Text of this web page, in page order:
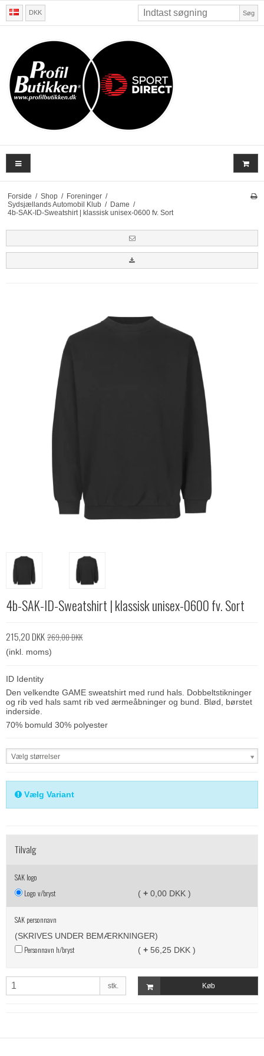
DKK Søg
Forside / Shop / Foreninger /
Sydsjællands Automobil Klub / Dame /
4b-SAK-ID-Sweatshirt | klassisk unisex-0600 fv. Sort
4b-SAK-ID-Sweatshirt | klassisk unisex-0600 fv. Sort
215,20 DKK269,00 DKK
(inkl. moms)
ID Identity
Den velkendte GAME sweatshirt med rund hals. Dobbeltstikninger
og rib ved hals samt rib ved ærmeåbninger og bund. Blød, børstet
inderside.
70% bomuld 30% polyester
Vælg størrelser
Vælg Variant
Tilvalg
SAK logo
Logo v/bryst
( + 0,00 DKK )
SAK personnavn
(SKRIVES UNDER BEMÆRKNINGER)
Personnavn h/bryst ( + 56,25 DKK )
stk. Køb